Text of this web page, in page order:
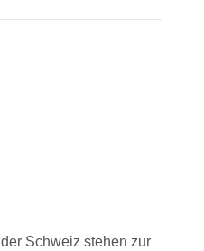
Schweiz stehen zur